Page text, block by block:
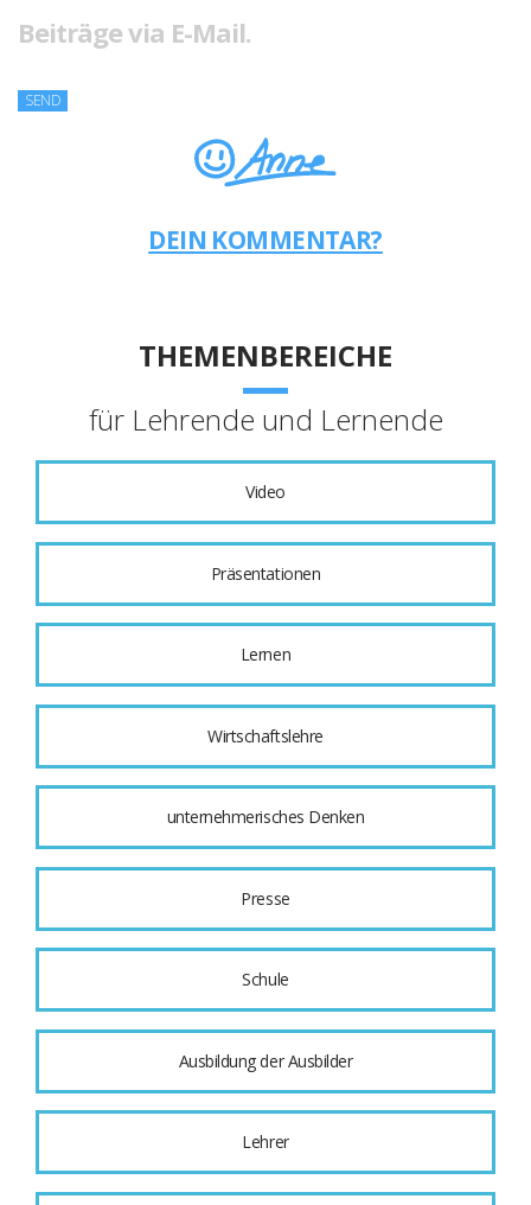
Beiträge via E-Mail.
DEIN KOMMENTAR?
THEMENBEREICHE
für Lehrende und Lernende
Video
Präsentationen
Lernen
Wirtschaftslehre
unternehmerisches Denken
Presse
Schule
Ausbildung der Ausbilder
Lehrer